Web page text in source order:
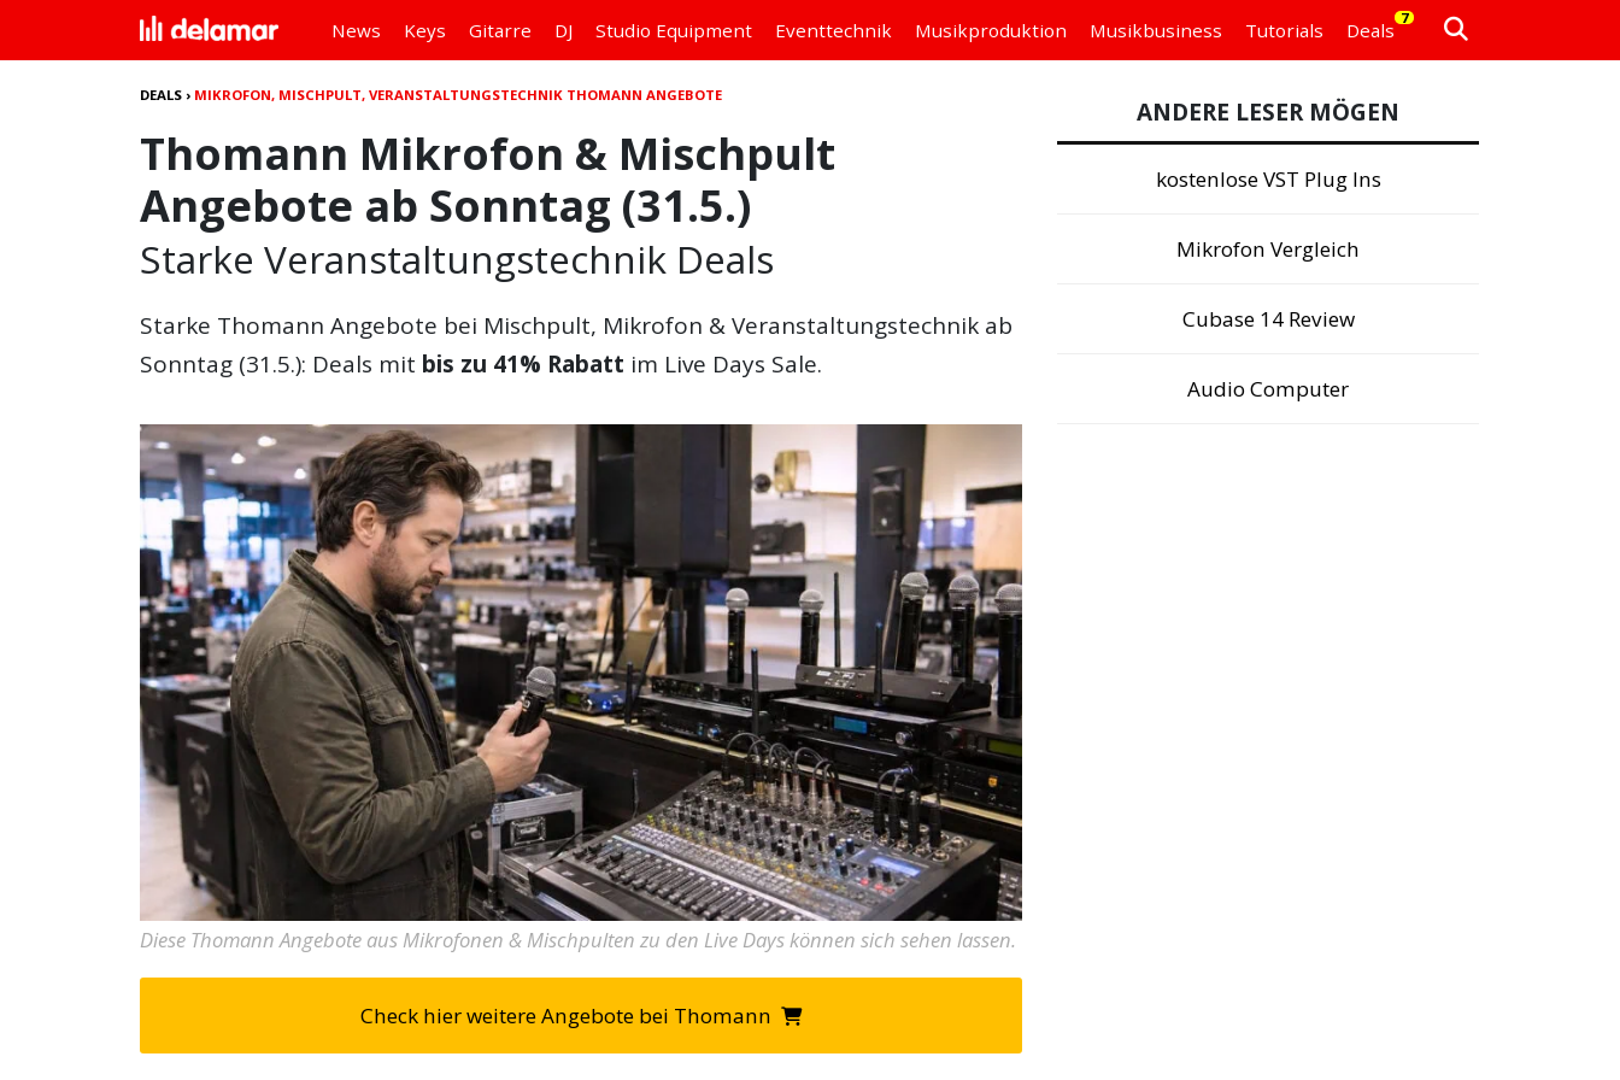
News Keys Gitarre DJ Studio Equipment Eventtechnik Musikproduktion Musikbusiness Tutorials Deals
7
DEALS › MIKROFON, MISCHPULT, VERANSTALTUNGSTECHNIK THOMANN ANGEBOTE
Thomann Mikrofon & Mischpult
Angebote ab Sonntag (31.5.)
Starke Veranstaltungstechnik Deals
Starke Thomann Angebote bei Mischpult, Mikrofon & Veranstaltungstechnik ab
Sonntag (31.5.): Deals mit bis zu 41% Rabatt im Live Days Sale.
Diese Thomann Angebote aus Mikrofonen & Mischpulten zu den Live Days können sich sehen lassen.
Check hier weitere Angebote bei Thomann
ANDERE LESER MÖGEN
kostenlose VST Plug Ins
Mikrofon Vergleich
Cubase 14 Review
Audio Computer